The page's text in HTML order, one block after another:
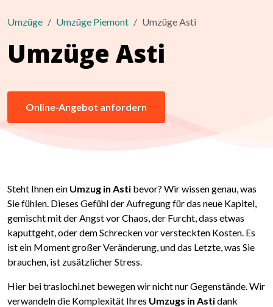
Umzüge Umzüge Piemont Umzüge Asti
Umzüge Asti
Online-Angebot anfordern
Steht Ihnen ein Umzug in Asti bevor? Wir wissen genau, was
Sie fühlen. Dieses Gefühl der Aufregung für das neue Kapitel,
gemischt mit der Angst vor Chaos, der Furcht, dass etwas
kaputtgeht, oder dem Schrecken vor versteckten Kosten. Es
ist ein Moment großer Veränderung, und das Letzte, was Sie
brauchen, ist zusätzlicher Stress.
Hier bei traslochi.net bewegen wir nicht nur Gegenstände. Wir
verwandeln die Komplexität Ihres Umzugs in Astidank